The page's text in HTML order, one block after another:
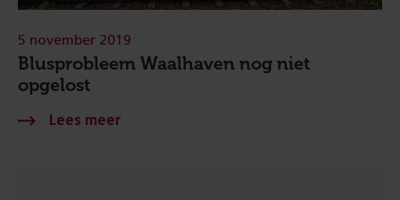
Blusprobleem Waalhaven nog niet
opgelost
5 november 2019